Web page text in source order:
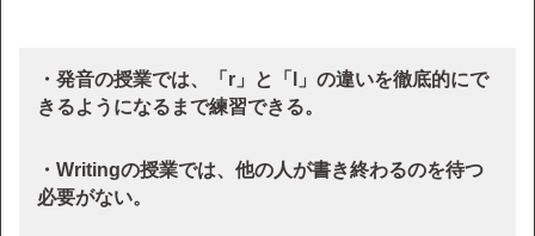
・発音の授業では、「r」と「l」の違いを徹底的にで
きるようになるまで練習できる。
・Writingの授業では、他の人が書き終わるのを待つ
必要がない。